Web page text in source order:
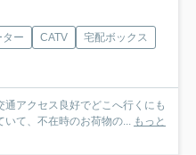
ター CATV
宅配ボックス
アクセス良好でどこへ行くにも
て、不在時のお荷物の... もっと